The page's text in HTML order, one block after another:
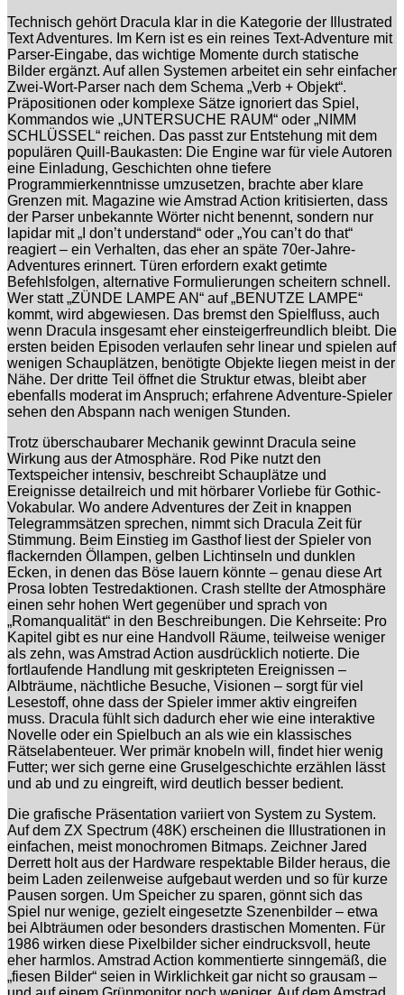
Technisch gehört Dracula klar in die Kategorie der Illustrated
Text Adventures. Im Kern ist es ein reines Text-Adventure mit
Parser-Eingabe, das wichtige Momente durch statische
Bilder ergänzt. Auf allen Systemen arbeitet ein sehr einfacher
Zwei-Wort-Parser nach dem Schema „Verb + Objekt“.
Präpositionen oder komplexe Sätze ignoriert das Spiel,
Kommandos wie „UNTERSUCHE RAUM“ oder „NIMM
SCHLÜSSEL“ reichen. Das passt zur Entstehung mit dem
populären Quill-Baukasten: Die Engine war für viele Autoren
eine Einladung, Geschichten ohne tiefere
Programmierkenntnisse umzusetzen, brachte aber klare
Grenzen mit. Magazine wie Amstrad Action kritisierten, dass
der Parser unbekannte Wörter nicht benennt, sondern nur
lapidar mit „I don’t understand“ oder „You can’t do that“
reagiert – ein Verhalten, das eher an späte 70er-Jahre-
Adventures erinnert. Türen erfordern exakt getimte
Befehlsfolgen, alternative Formulierungen scheitern schnell.
Wer statt „ZÜNDE LAMPE AN“ auf „BENUTZE LAMPE“
kommt, wird abgewiesen. Das bremst den Spielfluss, auch
wenn Dracula insgesamt eher einsteigerfreundlich bleibt. Die
ersten beiden Episoden verlaufen sehr linear und spielen auf
wenigen Schauplätzen, benötigte Objekte liegen meist in der
Nähe. Der dritte Teil öffnet die Struktur etwas, bleibt aber
ebenfalls moderat im Anspruch; erfahrene Adventure-Spieler
sehen den Abspann nach wenigen Stunden.
Trotz überschaubarer Mechanik gewinnt Dracula seine
Wirkung aus der Atmosphäre. Rod Pike nutzt den
Textspeicher intensiv, beschreibt Schauplätze und
Ereignisse detailreich und mit hörbarer Vorliebe für Gothic-
Vokabular. Wo andere Adventures der Zeit in knappen
Telegrammsätzen sprechen, nimmt sich Dracula Zeit für
Stimmung. Beim Einstieg im Gasthof liest der Spieler von
flackernden Öllampen, gelben Lichtinseln und dunklen
Ecken, in denen das Böse lauern könnte – genau diese Art
Prosa lobten Testredaktionen. Crash stellte der Atmosphäre
einen sehr hohen Wert gegenüber und sprach von
„Romanqualität“ in den Beschreibungen. Die Kehrseite: Pro
Kapitel gibt es nur eine Handvoll Räume, teilweise weniger
als zehn, was Amstrad Action ausdrücklich notierte. Die
fortlaufende Handlung mit geskripteten Ereignissen –
Albträume, nächtliche Besuche, Visionen – sorgt für viel
Lesestoff, ohne dass der Spieler immer aktiv eingreifen
muss. Dracula fühlt sich dadurch eher wie eine interaktive
Novelle oder ein Spielbuch an als wie ein klassisches
Rätselabenteuer. Wer primär knobeln will, findet hier wenig
Futter; wer sich gerne eine Gruselgeschichte erzählen lässt
und ab und zu eingreift, wird deutlich besser bedient.
Die grafische Präsentation variiert von System zu System.
Auf dem ZX Spectrum (48K) erscheinen die Illustrationen in
einfachen, meist monochromen Bitmaps. Zeichner Jared
Derrett holt aus der Hardware respektable Bilder heraus, die
beim Laden zeilenweise aufgebaut werden und so für kurze
Pausen sorgen. Um Speicher zu sparen, gönnt sich das
Spiel nur wenige, gezielt eingesetzte Szenenbilder – etwa
bei Albträumen oder besonders drastischen Momenten. Für
1986 wirken diese Pixelbilder sicher eindrucksvoll, heute
eher harmlos. Amstrad Action kommentierte sinngemäß, die
„fiesen Bilder“ seien in Wirklichkeit gar nicht so grausam –